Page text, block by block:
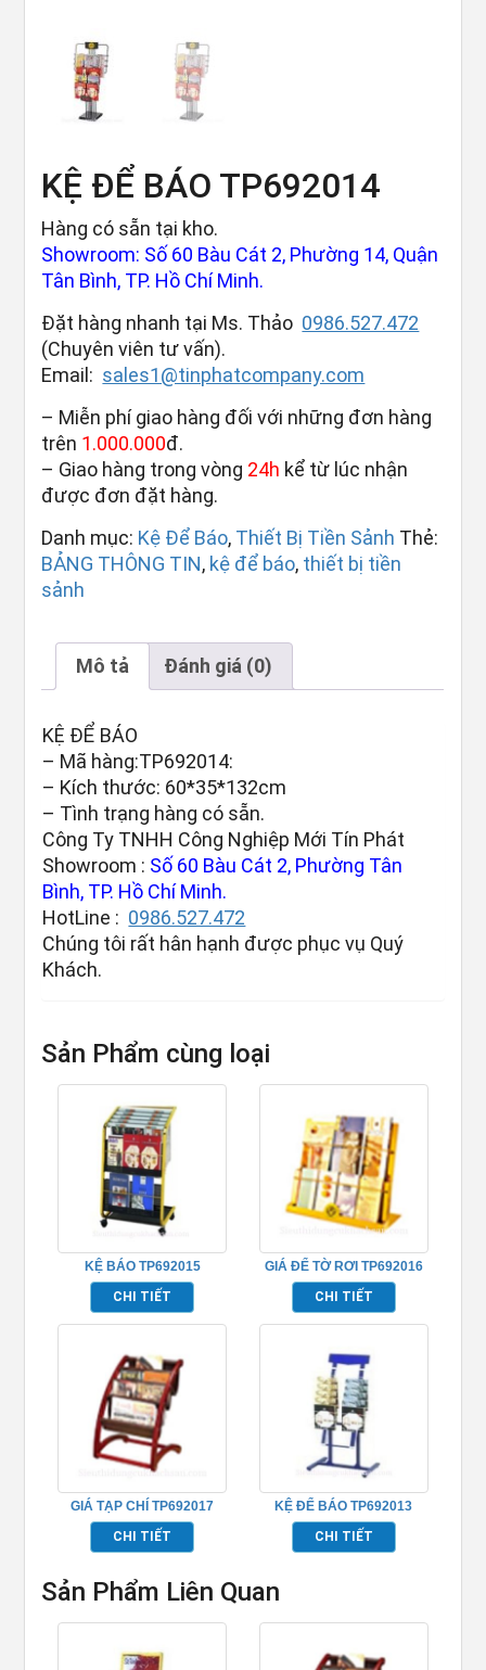
KỆ ĐỂ BÁO TP692014
Hàng có sẵn tại kho.
Showroom: Số 60 Bàu Cát 2, Phường 14, Quận
Tân Bình, TP. Hồ Chí Minh.
Đặt hàng nhanh tại Ms. Thảo 0986.527.472
(Chuyên viên tư vấn).
Email: sales1@tinphatcompany.com
– Miễn phí giao hàng đối với những đơn hàng
trên 1.000.000đ.
– Giao hàng trong vòng 24h kể từ lúc nhận
được đơn đặt hàng.
Danh mục: Kệ Để Báo, Thiết Bị Tiền Sảnh Thẻ:
BẢNG THÔNG TIN, kệ để báo, thiết bị tiền
sảnh
Mô tả Đánh giá (0)
KỆ ĐỂ BÁO
– Mã hàng:TP692014:
– Kích thước: 60*35*132cm
– Tình trạng hàng có sẵn.
Công Ty TNHH Công Nghiệp Mới Tín Phát
Showroom : Số 60 Bàu Cát 2, Phường Tân
Bình, TP. Hồ Chí Minh.
HotLine : 0986.527.472
Chúng tôi rất hân hạnh được phục vụ Quý
Khách.
Sản Phẩm cùng loại
KỆ BÁO TP692015
CHI TIẾT
GIÁ ĐỂ TỜ RƠI TP692016
CHI TIẾT
GIÁ TẠP CHÍ TP692017
CHI TIẾT
KỆ ĐỂ BÁO TP692013
CHI TIẾT
Sản Phẩm Liên Quan